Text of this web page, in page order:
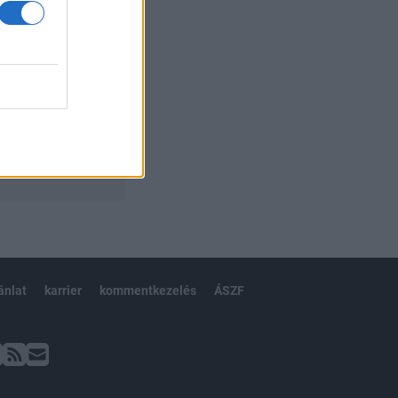
karrier kommentkezelés ÁSZF